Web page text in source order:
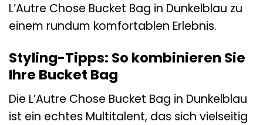
L’Autre Chose Bucket Bag in Dunkelblau zu
einem rundum komfortablen Erlebnis.
Styling-Tipps: So kombinieren Sie
Ihre Bucket Bag
Die L’Autre Chose Bucket Bag in Dunkelblau
ist ein echtes Multitalent, das sich vielseitig